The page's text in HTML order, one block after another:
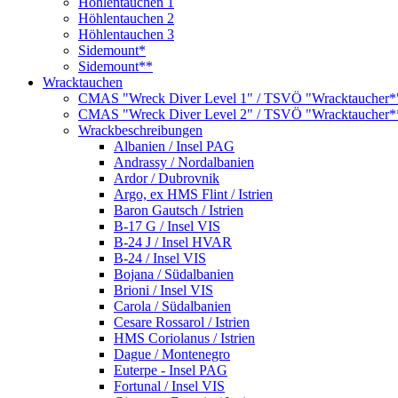
Höhlentauchen 2
Höhlentauchen 3
Sidemount*
Sidemount**
Wracktauchen
CMAS "Wreck Diver Level 1" / TSVÖ
CMAS "Wreck Diver Level 2" / TSVÖ
Wrackbeschreibungen
Albanien / Insel PAG
Andrassy / Nordalbanien
Ardor / Dubrovnik
Argo, ex HMS Flint / Istrien
Baron Gautsch / Istrien
B-17 G / Insel VIS
B-24 J / Insel HVAR
B-24 / Insel VIS
Bojana / Südalbanien
Brioni / Insel VIS
Carola / Südalbanien
Cesare Rossarol / Istrien
HMS Coriolanus / Istrien
Dague / Montenegro
Euterpe - Insel PAG
Fortunal / Insel VIS